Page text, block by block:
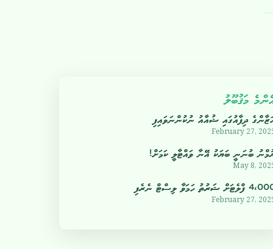
މަޤުބޫލު
ދިފާއުގައި ޝުއާއު ނުކުންނަވައިފި
February 27,
ބުނަނީ ބަޔަކު އޭނާ ވައްޓާލީ ކަމަށް!
May 8,
ފްލެޓަށް ޝަރުތު ހަމަވާ ލިސްޓް ނެރެފި
February 27,